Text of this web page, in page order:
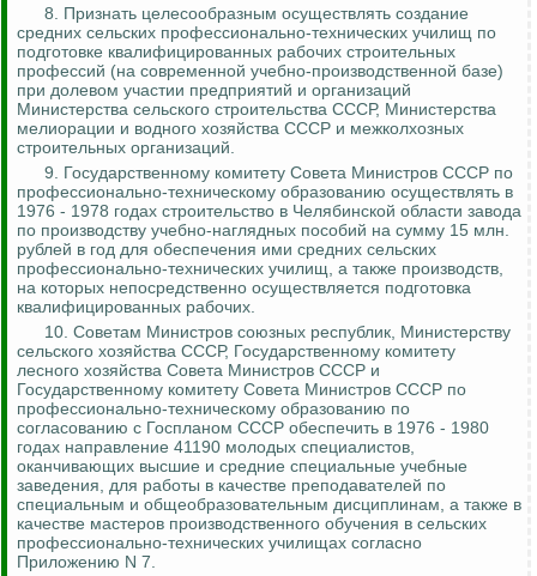
8. Признать целесообразным осуществлять создание
средних сельских профессионально-технических училищ по
подготовке квалифицированных рабочих строительных
профессий (на современной учебно-производственной базе)
при долевом участии предприятий и организаций
Министерства сельского строительства СССР, Министерства
мелиорации и водного хозяйства СССР и межколхозных
строительных организаций.
9. Государственному комитету Совета Министров СССР по
профессионально-техническому образованию осуществлять в
1976 - 1978 годах строительство в Челябинской области завода
по производству учебно-наглядных пособий на сумму 15 млн.
рублей в год для обеспечения ими средних сельских
профессионально-технических училищ, а также производств,
на которых непосредственно осуществляется подготовка
квалифицированных рабочих.
10. Советам Министров союзных республик, Министерству
сельского хозяйства СССР, Государственному комитету
лесного хозяйства Совета Министров СССР и
Государственному комитету Совета Министров СССР по
профессионально-техническому образованию по
согласованию с Госпланом СССР обеспечить в 1976 - 1980
годах направление 41190 молодых специалистов,
оканчивающих высшие и средние специальные учебные
заведения, для работы в качестве преподавателей по
специальным и общеобразовательным дисциплинам, а также в
качестве мастеров производственного обучения в сельских
профессионально-технических училищах согласно
Приложению N 7.